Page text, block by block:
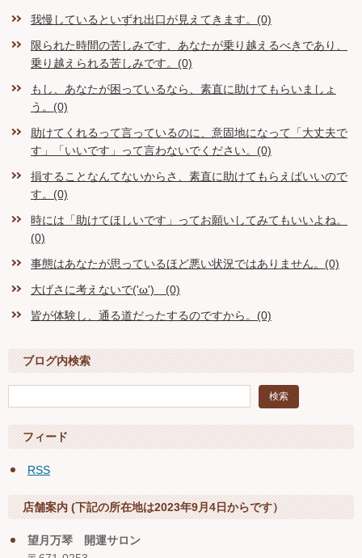
我慢しているといずれ出口が見えてきます。(0)
限られた時間の苦しみです、あなたが乗り越えるべきであり、
乗り越えられる苦しみです。(0)
もし、あなたが困っているなら、素直に助けてもらいましょ
う。(0)
助けてくれるって言っているのに、意固地になって「大丈夫で
す」「いいです」って言わないでください。(0)
損することなんてないからさ、素直に助けてもらえばいいので
す。(0)
時には「助けてほしいです」ってお願いしてみてもいいよね。
(0)
事態はあなたが思っているほど悪い状況ではありません。(0)
大げさに考えないで('ω') (0)
皆が体験し、通る道だったするのですから。(0)
ブログ内検索
フィード
RSS
店舗案内 (下記の所在地は2023年9月4日からです）
望月万琴 開運サロン